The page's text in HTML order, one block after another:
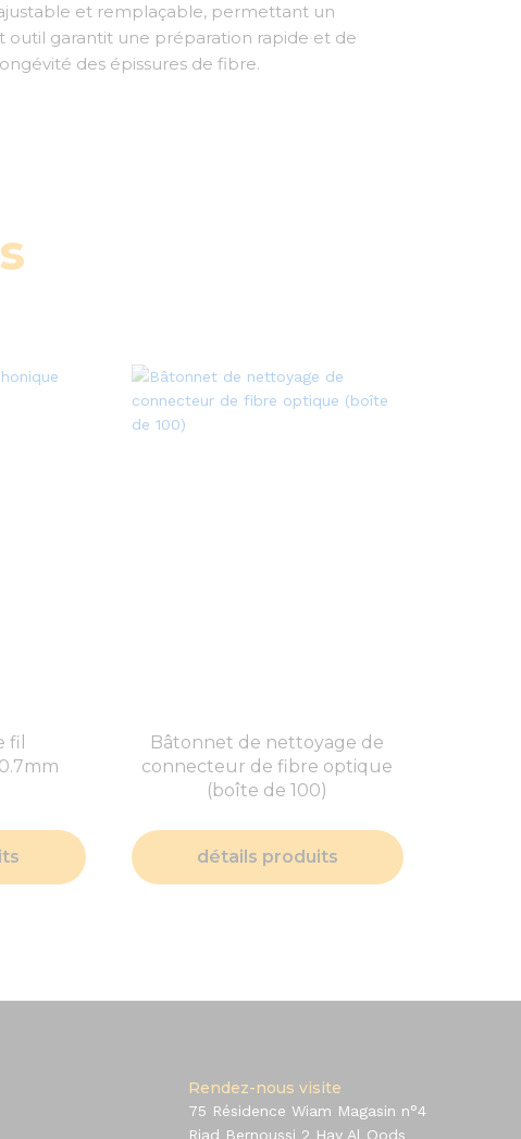
et remplaçable, permettant un
outil garantit une préparation rapide et de
des épissures de fibre.
fil
Bâtonnet de nettoyage de
connecteur de fibre optique
(boîte de 100)
détails produits
Rendez-nous visite
75 Résidence Wiam Magasin n°4
Riad Bernoussi 2 Hay Al Qods